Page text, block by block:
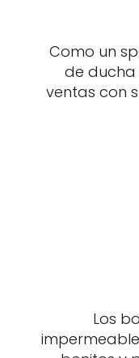
Como un
de
ventas con
Los